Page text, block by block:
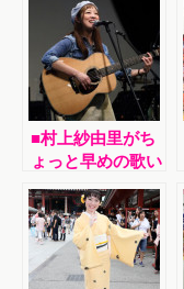
■村上紗由里がち
ょっと早めの歌い
納めワンマンライ
ブ。懐かしい昭和
のメロディーで満
員のファンを魅了